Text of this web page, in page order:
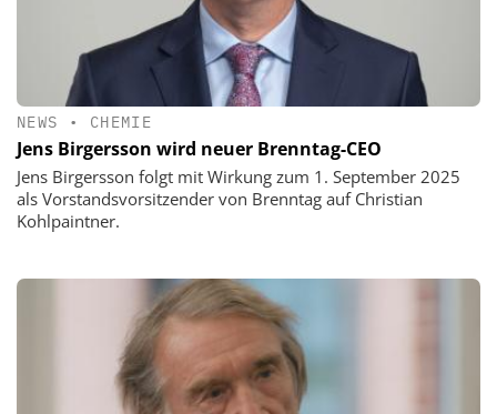
NEWS • CHEMIE
Jens Birgersson wird neuer Brenntag-CEO
Jens Birgersson folgt mit Wirkung zum 1. September 2025
als Vorstandsvorsitzender von Brenntag auf Christian
Kohlpaintner.